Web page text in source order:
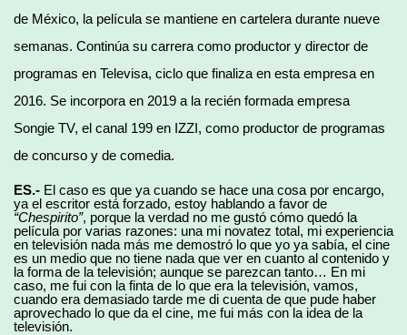
de México, la película se mantiene en cartelera durante nueve
semanas. Continúa su carrera como productor y director de
programas en Televisa, ciclo que finaliza en esta empresa en
2016. Se incorpora en 2019 a la recién formada empresa
Songie TV, el canal 199 en IZZI, como productor de programas
de concurso y de comedia.
ES.- El caso es que ya cuando se hace una cosa por encargo,
ya el escritor está forzado, estoy hablando a favor de
“Chespirito”, porque la verdad no me gustó cómo quedó la
película por varias razones: una mi novatez total, mi experiencia
en televisión nada más me demostró lo que yo ya sabía, el cine
es un medio que no tiene nada que ver en cuanto al contenido y
la forma de la televisión; aunque se parezcan tanto… En mi
caso, me fui con la finta de lo que era la televisión, vamos,
cuando era demasiado tarde me di cuenta de que pude haber
aprovechado lo que da el cine, me fui más con la idea de la
televisión.